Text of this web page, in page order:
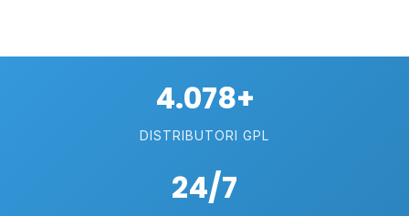
4.078+
DISTRIBUTORI GPL
24/7